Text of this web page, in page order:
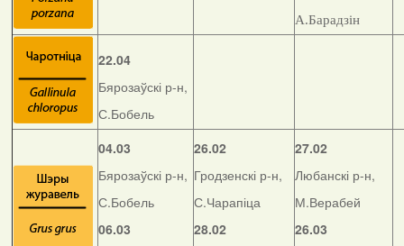
А.Барадзін
22.04
Бярозаўскі р-н,
С.Бобель
04.03
Бярозаўскі р-н,
С.Бобель
06.03
26.02
Гродзенскі р-н,
С.Чарапіца
28.02
27.02
Любанскі р-н,
М.Верабей
26.03